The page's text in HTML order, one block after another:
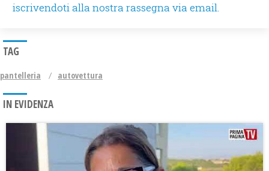
iscrivendoti alla nostra rassegna via email.
TAG
pantelleria autovettura
IN EVIDENZA